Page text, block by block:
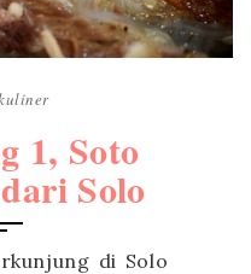
1, Soto
Solo